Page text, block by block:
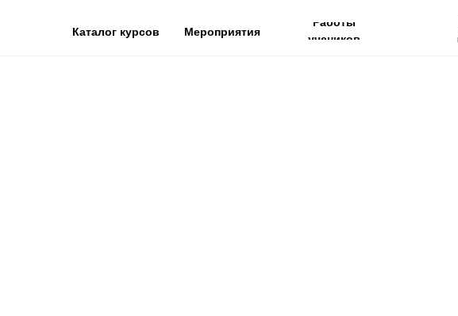
Каталог курсов Мероприятия
Работы
учеников